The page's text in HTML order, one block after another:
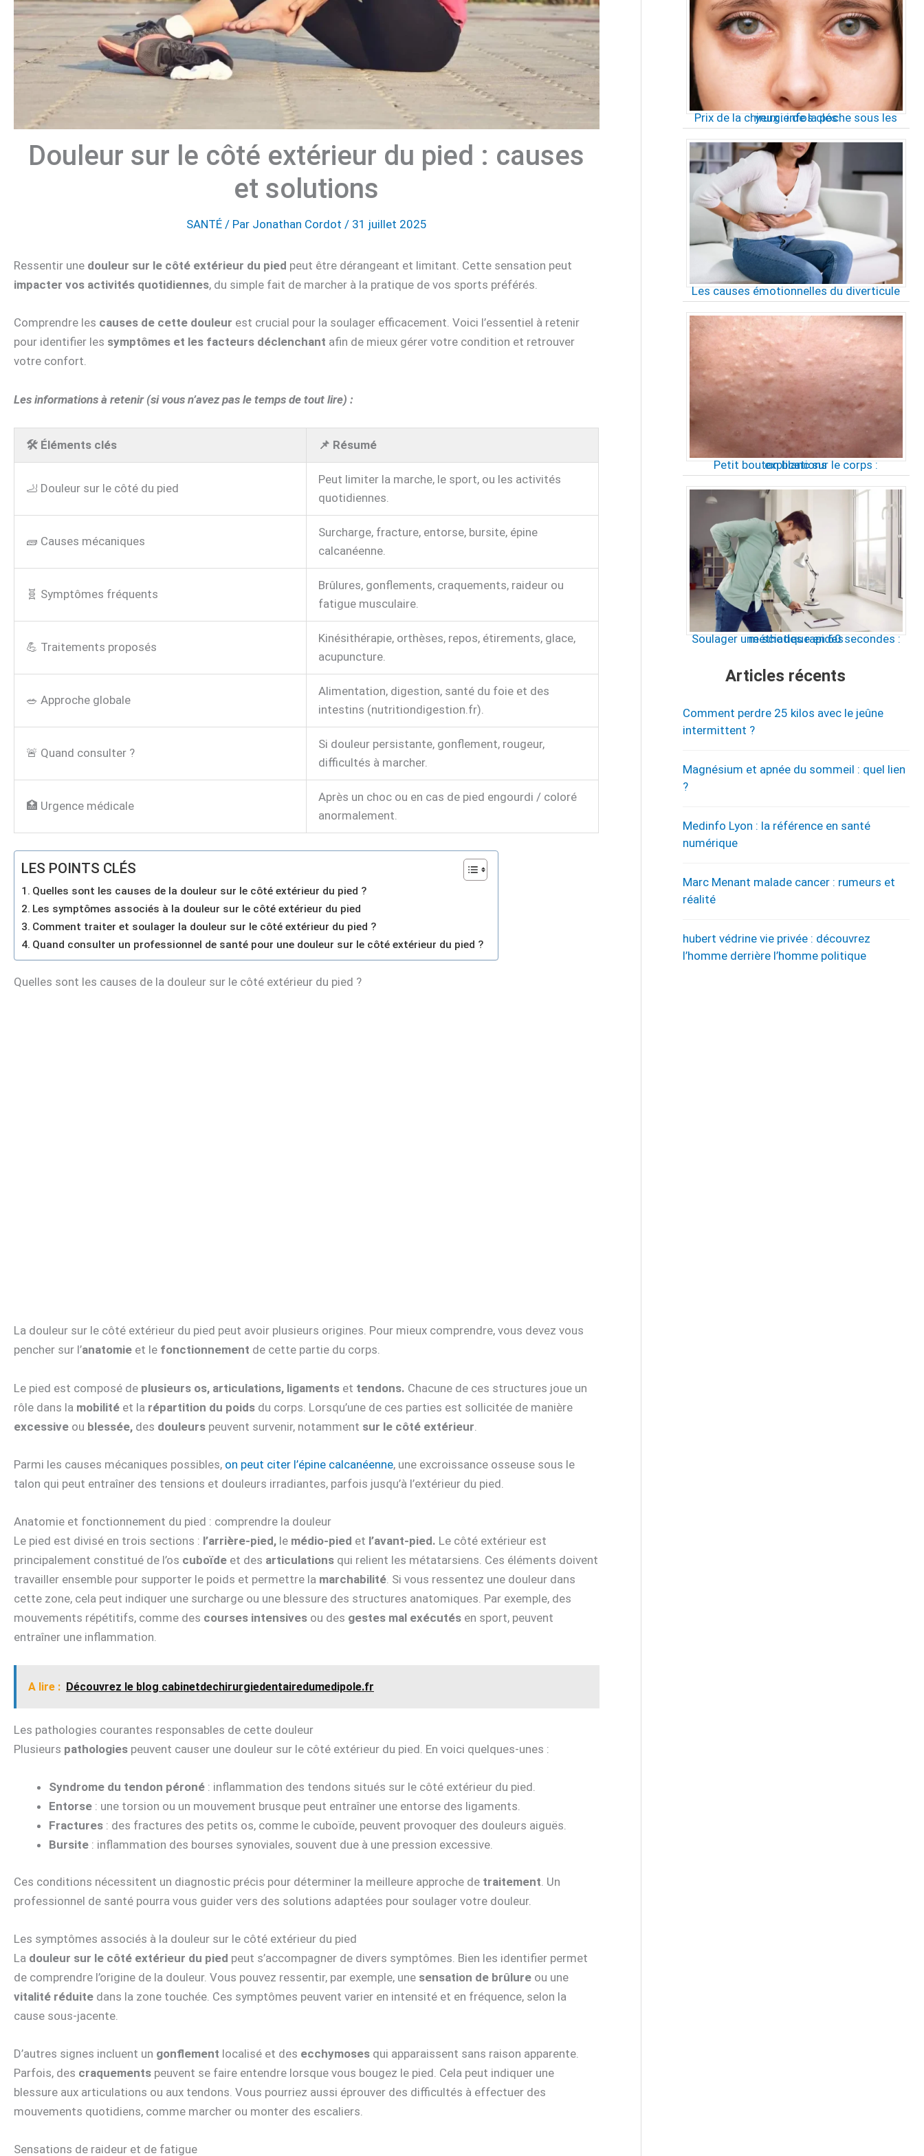
Douleur sur le côté extérieur du pied : causes
et solutions
SANTÉ/ Par Jonathan Cordot / 31 juillet 2025
Ressentir une douleur sur le côté extérieur du pied peut être dérangeant et limitant. Cette sensation peut
impacter vos activités quotidiennes, du simple fait de marcher à la pratique de vos sports préférés.
Comprendre les causes de cette douleur est crucial pour la soulager efficacement. Voici l’essentiel à retenir
pour identifier les symptômes et les facteurs déclenchant afin de mieux gérer votre condition et retrouver
votre confort.
Les informations à retenir (si vous n’avez pas le temps de tout lire) :
🛠️ Éléments clés 📌 Résumé
🦶 Douleur sur le côté du pied
Peut limiter la marche, le sport, ou les activités
quotidiennes.
🧱 Causes mécaniques
Surcharge, fracture, entorse, bursite, épine
calcanéenne.
🧬 Symptômes fréquents
Brûlures, gonflements, craquements, raideur ou
fatigue musculaire.
💪 Traitements proposés
Kinésithérapie, orthèses, repos, étirements, glace,
acupuncture.
🥗 Approche globale
Alimentation, digestion, santé du foie et des
intestins (nutritiondigestion.fr).
🚨 Quand consulter ?
Si douleur persistante, gonflement, rougeur,
difficultés à marcher.
🏥 Urgence médicale
Après un choc ou en cas de pied engourdi / coloré
anormalement.
LES POINTS CLÉS
Quelles sont les causes de la douleur sur le côté extérieur du pied ?
Les symptômes associés à la douleur sur le côté extérieur du pied
Comment traiter et soulager la douleur sur le côté extérieur du pied ?
Quand consulter un professionnel de santé pour une douleur sur le côté extérieur du pied ?
Quelles sont les causes de la douleur sur le côté extérieur du pied ?
La douleur sur le côté extérieur du pied peut avoir plusieurs origines. Pour mieux comprendre, vous devez vous
pencher sur l’anatomie et le fonctionnement de cette partie du corps.
Le pied est composé de plusieurs os, articulations, ligaments et tendons. Chacune de ces structures joue un
rôle dans la mobilité et la répartition du poids du corps. Lorsqu’une de ces parties est sollicitée de manière
excessive ou blessée, des douleurs peuvent survenir, notamment sur le côté extérieur
Parmi les causes mécaniques possibles, on peut citer l’épine calcanéenne, une excroissance osseuse sous le
talon qui peut entraîner des tensions et douleurs irradiantes, parfois jusqu’à l’extérieur du pied.
Anatomie et fonctionnement du pied : comprendre la douleur
Le pied est divisé en trois sections : l’arrière-pied, le médio-pied et l’avant-pied. Le côté extérieur est
principalement constitué de l’os cuboïde et des articulations qui relient les métatarsiens. Ces éléments doivent
travailler ensemble pour supporter le poids et permettre la marchabilité . Si vous ressentez une douleur dans
cette zone, cela peut indiquer une surcharge ou une blessure des structures anatomiques. Par exemple, des
mouvements répétitifs, comme des courses intensives ou des gestes mal exécutés en sport, peuvent
entraîner une inflammation.
A lire : Découvrez le blog cabinetdechirurgiedentairedumedipole.fr
Les pathologies courantes responsables de cette douleur
Plusieurs pathologies peuvent causer une douleur sur le côté extérieur du pied. En voici quelques-unes :
Syndrome du tendon péroné : inflammation des tendons situés sur le côté extérieur du pied.
Entorse : une torsion ou un mouvement brusque peut entraîner une entorse des ligaments.
Fractures : des fractures des petits os, comme le cuboïde, peuvent provoquer des douleurs aiguës.
Bursite : inflammation des bourses synoviales, souvent due à une pression excessive.
Ces conditions nécessitent un diagnostic précis pour déterminer la meilleure approche de traitement . Un
professionnel de santé pourra vous guider vers des solutions adaptées pour soulager votre douleur.
Les symptômes associés à la douleur sur le côté extérieur du pied
La douleur sur le côté extérieur du pied peut s’accompagner de divers symptômes. Bien les identifier permet
de comprendre l’origine de la douleur. Vous pouvez ressentir, par exemple, une sensation de brûlure ou une
vitalité réduite dans la zone touchée. Ces symptômes peuvent varier en intensité et en fréquence, selon la
cause sous-jacente.
D’autres signes incluent un gonflement localisé et des ecchymoses qui apparaissent sans raison apparente.
Parfois, des craquements peuvent se faire entendre lorsque vous bougez le pied. Cela peut indiquer une
blessure aux articulations ou aux tendons. Vous pourriez aussi éprouver des difficultés à effectuer des
mouvements quotidiens, comme marcher ou monter des escaliers.
Sensations de raideur et de fatigue
Prix de la chirurgie de la poche sous les yeux : infos clés
Les causes émotionnelles du diverticule
Petit bouton blanc sur le corps : explications
Soulager une sciatique en 60 secondes : méthodes rapides
Articles récents
Comment perdre 25 kilos avec le jeûne
intermittent ?
Magnésium et apnée du sommeil : quel lien
?
Medinfo Lyon : la référence en santé
numérique
Marc Menant malade cancer : rumeurs et
réalité
hubert védrine vie privée : découvrez
l’homme derrière l’homme politique